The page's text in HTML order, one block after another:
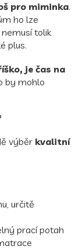
pro miminka.
ho lze
tolik
plus.
je čas na
by mohlo
výběr kvalitní
určitě
prací potah